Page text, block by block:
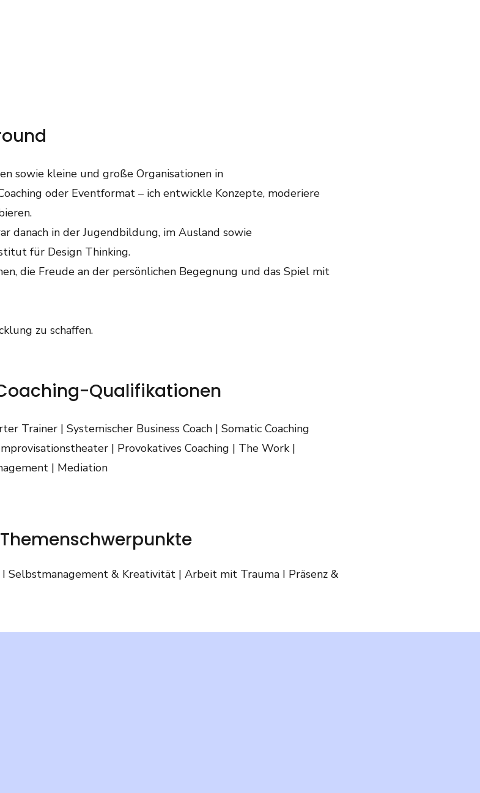
sowie kleine und große Organisationen in
oder Eventformat – ich entwickle Konzepte, moderiere
danach in der Jugendbildung, im Ausland sowie
für Design Thinking.
die Freude an der persönlichen Begegnung und das Spiel mit
zu schaffen.
Qualifikationen
Trainer | Systemischer Business Coach | Somatic Coaching
| Provokatives Coaching | The Work |
| Mediation
Selbstmanagement & Kreativität | Arbeit mit Trauma I Präsenz &